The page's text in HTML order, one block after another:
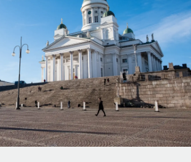
任务
缝融入工作流程
量身打造的全球敏捷型人力资源与薪资解决方案
力资源解决方案扩展团队
工的结算货币选项与结算速度
登录